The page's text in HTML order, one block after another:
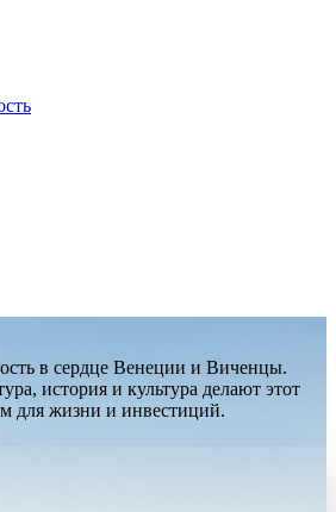
в сердце Венеции и Виченцы.
история и культура делают этот
для жизни и инвестиций.